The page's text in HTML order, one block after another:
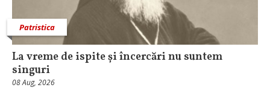
Patristica
La vreme de ispite și încercări nu suntem
singuri
08 Aug, 2026